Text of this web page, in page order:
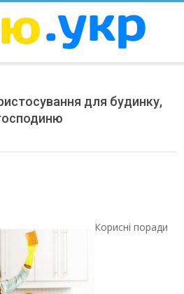
для будинку,
Корисні поради